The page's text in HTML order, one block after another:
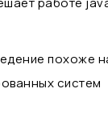
похоже
систем